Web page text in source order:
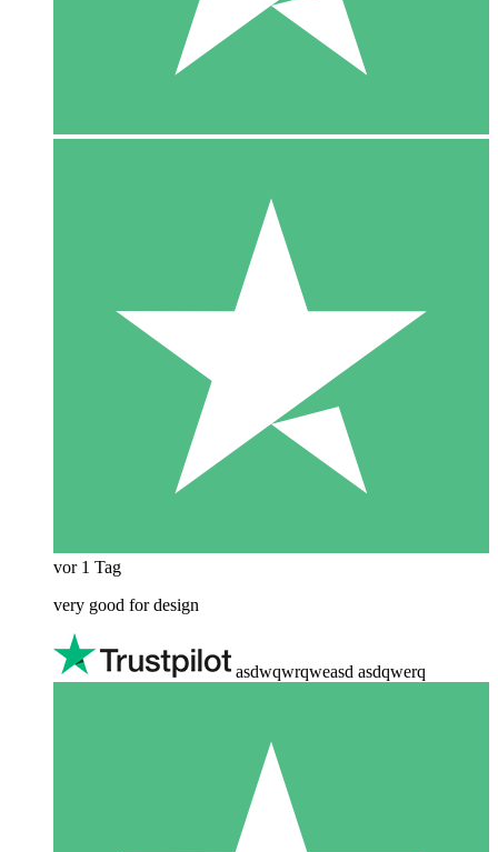
vor 1 Tag
very good for design
asdwqwrqweasd asdqwerq